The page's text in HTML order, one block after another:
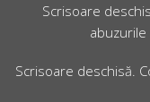
Scrisoare
Scrisoare deschisă.